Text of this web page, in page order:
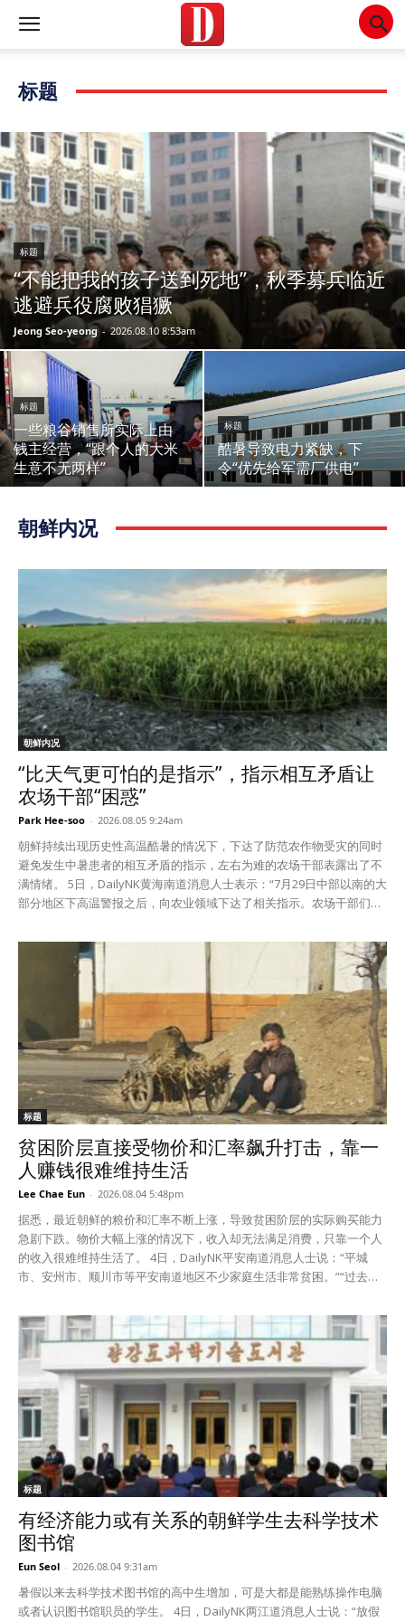
标题
标题
“不能把我的孩子送到死地”，秋季募兵临近
逃避兵役腐败猖獗
Jeong Seo-yeong - 2026.08.10 8:53am
标题
一些粮谷销售所实际上由
钱主经营，“跟个人的大米
生意不无两样”
标题
酷暑导致电力紧缺，下
令“优先给军需厂供电”
朝鲜内况
朝鲜内况
“比天气更可怕的是指示”，指示相互矛盾让
农场干部“困惑”
Park Hee-soo - 2026.08.05 9:24am
朝鲜持续出现历史性高温酷暑的情况下，下达了防范农作物受灾的同时
避免发生中暑患者的相互矛盾的指示，左右为难的农场干部表露出了不
满情绪。 5日，DailyNK黄海南道消息人士表示：“7月29日中部以南的大
部分地区下高温警报之后，向农业领域下达了相关指示。农场干部们对
领域下达指示的目的是防范粮食生产的核心基地——农田和水田养鱼场
遭受灾害。 炎热天气可能会影响粮食生产的情况下，黄海南道等重点粮
仓地区农场最迫切的工作是防止农作物受灾。 据消息人士介绍，平山
郡、丰田郡地区的农场需要在接近40度的气温中每天上报农田和水田养
鱼场的水温等管理情况。 为此，农场动员农场员和其家属给干枯的耕地
浇水，以及给水田养鱼场灌水。 消息人士说：“不少人在从凌晨开始顶
着和挑着水桶往返田间的无情劳动中累倒了。” 问题是上头还制定了野
外劳动环境紧急监视制度，要求防范中暑，不得隐瞒或缩小发生中暑患
者的情况，一旦发生情况马上进行报告。 不顾百姓的健康和休息权利，
要求集中力量加强农作物管理的情况下，还下达指示防范发生中暑现
右为难、察言观色。 消息人士说：“农场干部们说，‘天气让人受不了，
可是严厉的指示和严谨的报告体系更让人难受。’” 之前，朝鲜媒体报道
说，全国各地的酷暑天气延续，政府下了酷暑高温注意警报。据悉，酷
以上的时候；高温注意警报跟湿度无关，只要白天最高气温达到35～40
度以上酷热的时候下警报。
标题
贫困阶层直接受物价和汇率飙升打击，靠一
人赚钱很难维持生活
Lee Chae Eun - 2026.08.04 5:48pm
据悉，最近朝鲜的粮价和汇率不断上涨，导致贫困阶层的实际购买能力
急剧下跌。物价大幅上涨的情况下，收入却无法满足消费，只靠一个人
的收入很难维持生活了。 4日，DailyNK平安南道消息人士说：“平城
市、安州市、顺川市等平安南道地区不少家庭生活非常贫困。”“过去一
人士介绍，朝鲜国内的粮食和生活必需品价格大幅上涨，可是百姓们的
收入只涨了一些，加重了生活负担。因此不少贫困家庭中两人以上参与
赚钱了。 30日，平城市市场1公斤大米售价为4万朝元，1公斤玉米售价
是1万朝元。大米价格比新冠疫情前涨了10倍左右，比一年前涨了约3
倍，玉米价格也比新冠疫情前涨了5倍以上。 相反，普通百姓一天做生
意赚的钱是7000～1万朝元左右，就算干一整天的活儿也买不了1公斤玉
米。再加上日常所需的柴米油盐酱醋和单位、学校、人民班要求的各种
捐钱捐物，一天的收入完全不够用。 消息人士说：“一个家庭里几个人
一起赚钱才能生存。”“因为粮价和汇率不断上涨，百姓们说‘今天是最便
宜的一天’。” 物价上涨对只依赖国币收入的弱小阶层的影响更大。拥有
阶层来说，物价上涨会导致购买力的下降。 消息人士说：“上市食品种
类越来越多品质也越来越好，可是对没钱的百姓来说只能是水中月，画
中饼。”“饥饿难耐，可是面对眼前的食品却买不起，这时候感到的挫折
活还搞假发、睫毛、草帽、刺绣等代加工副业。特别是学生也为减轻父
标题
有经济能力或有关系的朝鲜学生去科学技术
图书馆
Eun Seol - 2026.08.04 9:31am
暑假以来去科学技术图书馆的高中生增加，可是大都是能熟练操作电脑
或者认识图书馆职员的学生。 4日，DailyNK两江道消息人士说：“放假